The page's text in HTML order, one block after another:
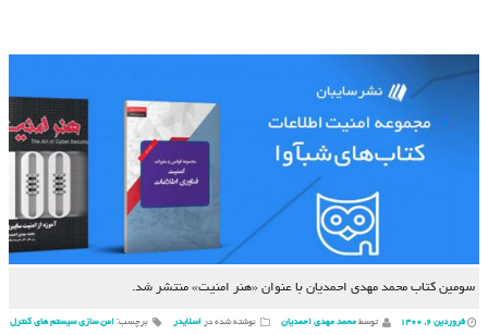
سومین کتاب محمد مهدی احمدیان با عنوان «هنر امنیت» منتشر شد.
فروردین ۶, ۱۴۰۰ توسط محمد مهدی احمدیان نوشته شده در اسلایدر برچسب: امن سازی سیستم های کنترل